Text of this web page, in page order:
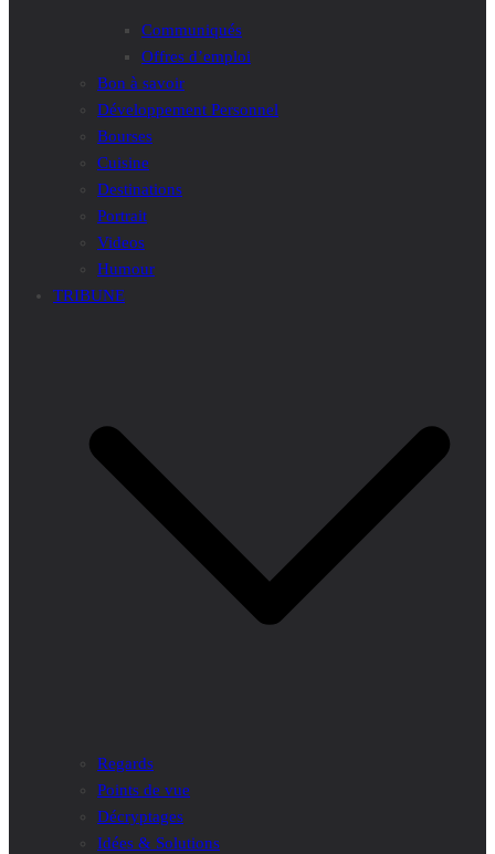
Communiqués
Offres d’emploi
Bon à savoir
Développement Personnel
Bourses
Cuisine
Destinations
Portrait
Videos
Humour
TRIBUNE
Regards
Points de vue
Décryptages
Idées & Solutions